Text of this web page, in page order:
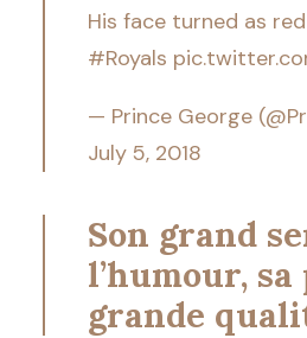
His face turned as
#Royals
— Prince George
July 5, 2018
Son grand
l’humour, sa
grande